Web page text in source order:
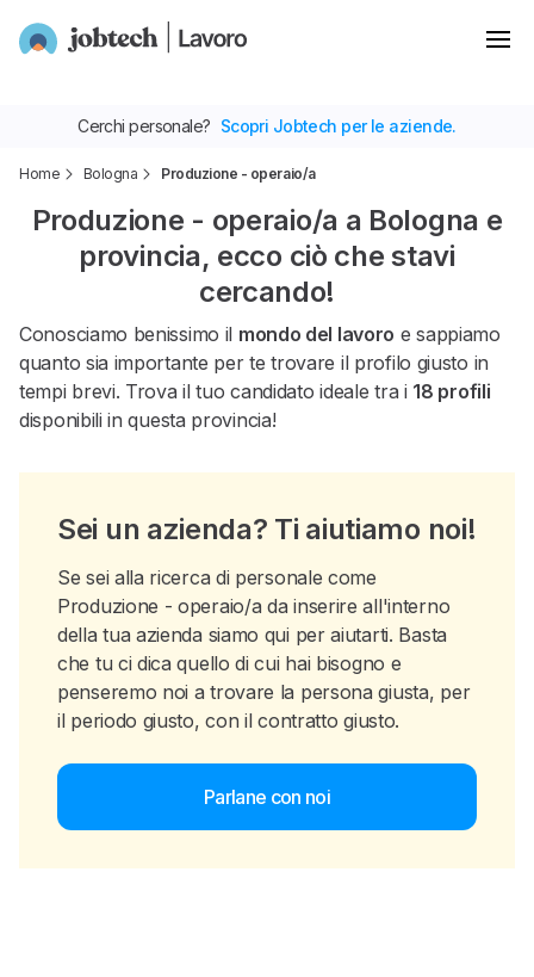
Home Bologna Produzione - operaio/a
Produzione - operaio/a a Bologna e
provincia, ecco ciò che stavi
cercando!
Conosciamo benissimo il mondo del lavoro e sappiamo
quanto sia importante per te trovare il profilo giusto in
tempi brevi. Trova il tuo candidato ideale tra i 18 profili
disponibili in questa provincia!
Sei un azienda? Ti aiutiamo noi!
Se sei alla ricerca di personale come
Produzione - operaio/a da inserire all'interno
della tua azienda siamo qui per aiutarti. Basta
che tu ci dica quello di cui hai bisogno e
penseremo noi a trovare la persona giusta, per
il periodo giusto, con il contratto giusto.
Parlane con noi
Cerchi personale? Scopri Jobtech per le aziende.